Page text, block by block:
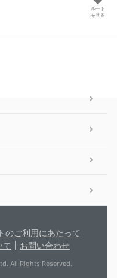
ルート
を見る
のご利用にあたって
て
お問い合わせ
All Rights Reserved.